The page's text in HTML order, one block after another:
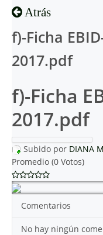
Atrás
f)-Ficha
2017.pdf
f)-Ficha
2017.pdf
Subido por DIANA
Promedio (0 Votos)
Comentarios
No hay ningún